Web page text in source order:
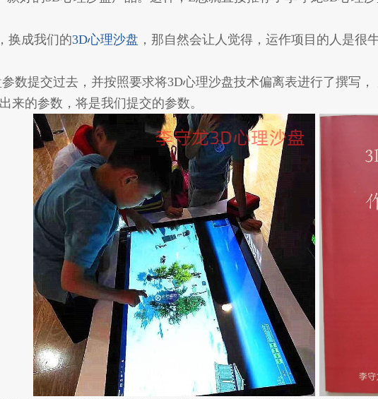
换成我们的3D心理沙盘 ，那自然会让人觉得，运作项目的人是很
数提交过去，并按照要求将3D心理沙盘技术偏离表进行了撰写
来的参数，将是我们提交的参数。